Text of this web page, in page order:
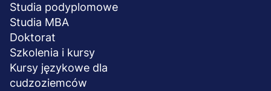
Studia podyplomowe
Studia MBA
Doktorat
Szkolenia i kursy
Kursy językowe dla
cudzoziemców